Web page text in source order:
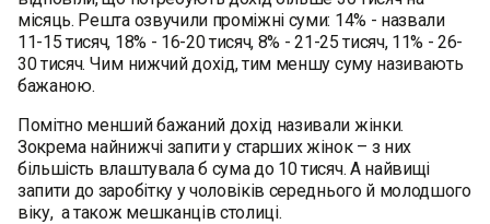
місяць. Решта озвучили проміжні суми: 14% - назвали
11-15 тисяч, 18% - 16-20 тисяч, 8% - 21-25 тисяч, 11% - 26-
30 тисяч. Чим нижчий дохід, тим меншу суму називають
бажаною.
Помітно менший бажаний дохід називали жінки.
Зокрема найнижчі запити у старших жінок – з них
більшість влаштувала б сума до 10 тисяч. А найвищі
запити до заробітку у чоловіків середнього й молодшого
віку, а також мешканців столиці.